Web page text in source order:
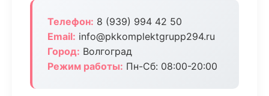
Телефон: 8 (939) 994 42 50
Email: info@pkkomplektgrupp294.ru
Город: Волгоград
Режим работы: Пн-Сб: 08:00-20:00